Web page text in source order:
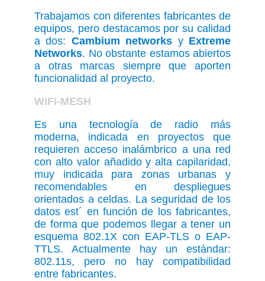
Trabajamos con diferentes fabricantes de
equipos, pero destacamos por su calidad
a dos: Cambium networks y Extreme
Networks. No obstante estamos abiertos
a otras marcas siempre que aporten
funcionalidad al proyecto.
WiFi-MESH
Es una tecnología de radio más
moderna, indicada en proyectos que
requieren acceso inalámbrico a una red
con alto valor añadido y alta capilaridad,
muy indicada para zonas urbanas y
recomendables en despliegues
orientados a celdas. La seguridad de los
datos est´ en función de los fabricantes,
de forma que podemos llegar a tener un
esquema 802.1X con EAP-TLS o EAP-
TTLS. Actualmente hay un estándar:
802.11s, pero no hay compatibilidad
entre fabricantes.